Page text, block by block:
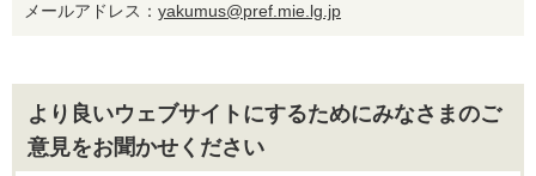
メールアドレス： yakumus@pref.mie.lg.jp
より良いウェブサイトにするためにみなさまのご
意見をお聞かせください